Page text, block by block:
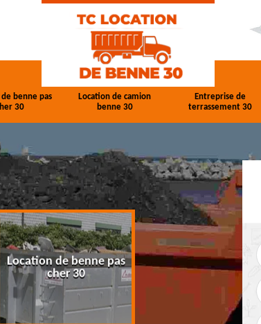
de benne pas
30
Location de camion
benne 30
Entreprise de
terrassement 30
Location de benne pas
cher 30
Location de camion
benne 30